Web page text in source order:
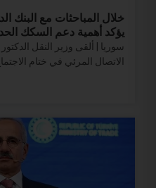
خلال المباحثات مع البنك
يؤكد أهمية دعم السكك
سوريا | ألقى وزير النقل
الاتصال المرئي في ختام